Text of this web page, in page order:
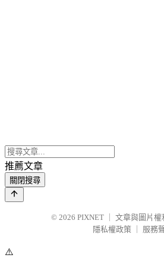
推薦文章
關閉搜尋
© 2026 PIXNET
文章與圖片權
隱私權政策
服務
⚠️